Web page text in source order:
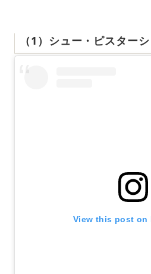
（1）シュー・ピスター
View this post on